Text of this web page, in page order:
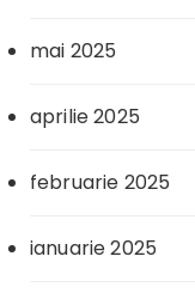
mai 2025
aprilie 2025
februarie 2025
ianuarie 2025